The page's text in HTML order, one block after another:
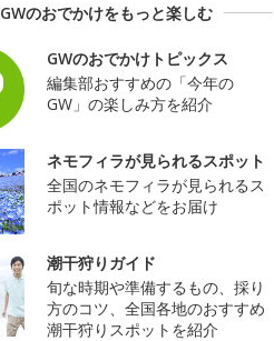
GWのおでかけをもっと楽しむ
GWのおでかけトピックス
編集部おすすめの「今年の
GW」の楽しみ方を紹介
ネモフィラが見られるスポット
全国のネモフィラが見られるス
ポット情報などをお届け
潮干狩りガイド
旬な時期や準備するもの、採り
方のコツ、全国各地のおすすめ
潮干狩りスポットを紹介